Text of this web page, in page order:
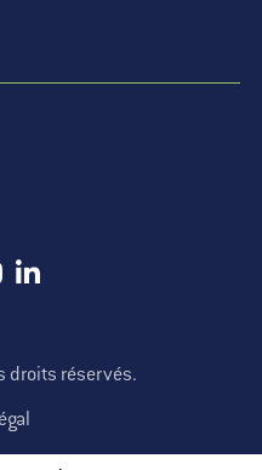
droits réservés.